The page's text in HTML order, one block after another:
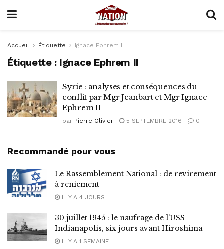
Accueil Étiquette Ignace Ephrem II
Étiquette : Ignace Ephrem II
Syrie : analyses et conséquences du
conflit par Mgr Jeanbart et Mgr Ignace
Ephrem II
par Pierre Olivier 5 SEPTEMBRE 2016 0
Recommandé pour vous
Le Rassemblement National : de revirement
à reniement
IL Y A 4 JOURS
30 juillet 1945 : le naufrage de l’USS
Indianapolis, six jours avant Hiroshima
IL Y A 1 SEMAINE